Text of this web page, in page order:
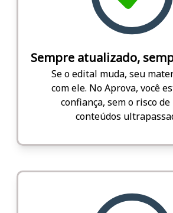
Sempre atualizado,
Se o edital muda, seu
com ele. No Aprova, você
confiança, sem o risco
conteúdos